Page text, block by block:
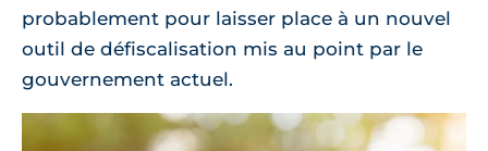
probablement pour laisser place à un nouvel
outil de défiscalisation mis au point par le
gouvernement actuel.